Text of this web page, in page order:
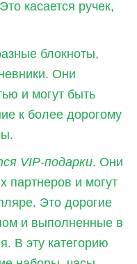
касается ручек,
блокноты,
Они
и могут быть
к более дорогому
VIP-подарки. Они
партнеров и могут
Это дорогие
и выполненные в
В эту категорию